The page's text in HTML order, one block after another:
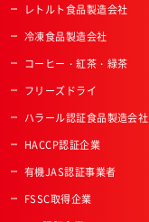
レトルト食品製造会社
冷凍食品製造会社
コーヒー・紅茶・緑茶
フリーズドライ
ハラール認証食品製造会社
HACCP認証企業
有機JAS認証事業者
FSSC取得企業